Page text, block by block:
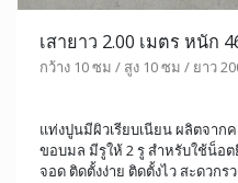
เสายาว 2.00 เมตร หนัก
กว้าง 10 ซม / สูง 10 ซม / ยาว
แท่งปูนมีผิวเรียบเนียน ผลิตจา
ขอบมล มีรูให้ 2 รู สำหรับใช้น็อ
จอด ติดตั้งง่าย ติดตั้งไว สะดวกรว